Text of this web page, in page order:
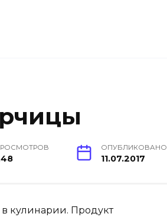
ОПУБЛИКОВАНО
11.07.2017
кулинарии. Продукт